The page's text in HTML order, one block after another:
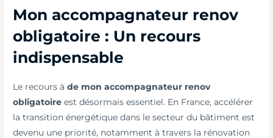
Mon accompagnateur renov
obligatoire : Un recours
indispensable
Le recours àde mon accompagnateur renov
obligatoire est désormais essentiel. En France, accélérer
la transition énergétique dans le secteur du bâtiment est
devenu une priorité, notamment à travers la rénovation